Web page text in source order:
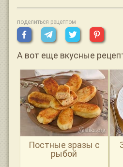
поделиться рецептом
А вот еще вкусные
Постные зразы с
рыбой